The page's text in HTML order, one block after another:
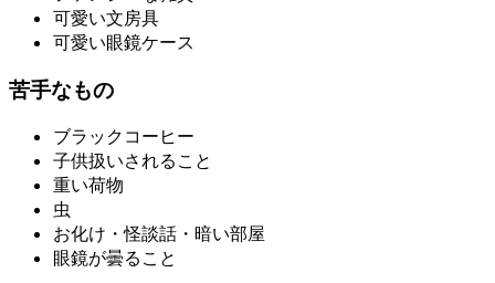
可愛い文房具
可愛い眼鏡ケース
苦手なもの
ブラックコーヒー
子供扱いされること
重い荷物
虫
お化け・怪談話・暗い部屋
眼鏡が曇ること